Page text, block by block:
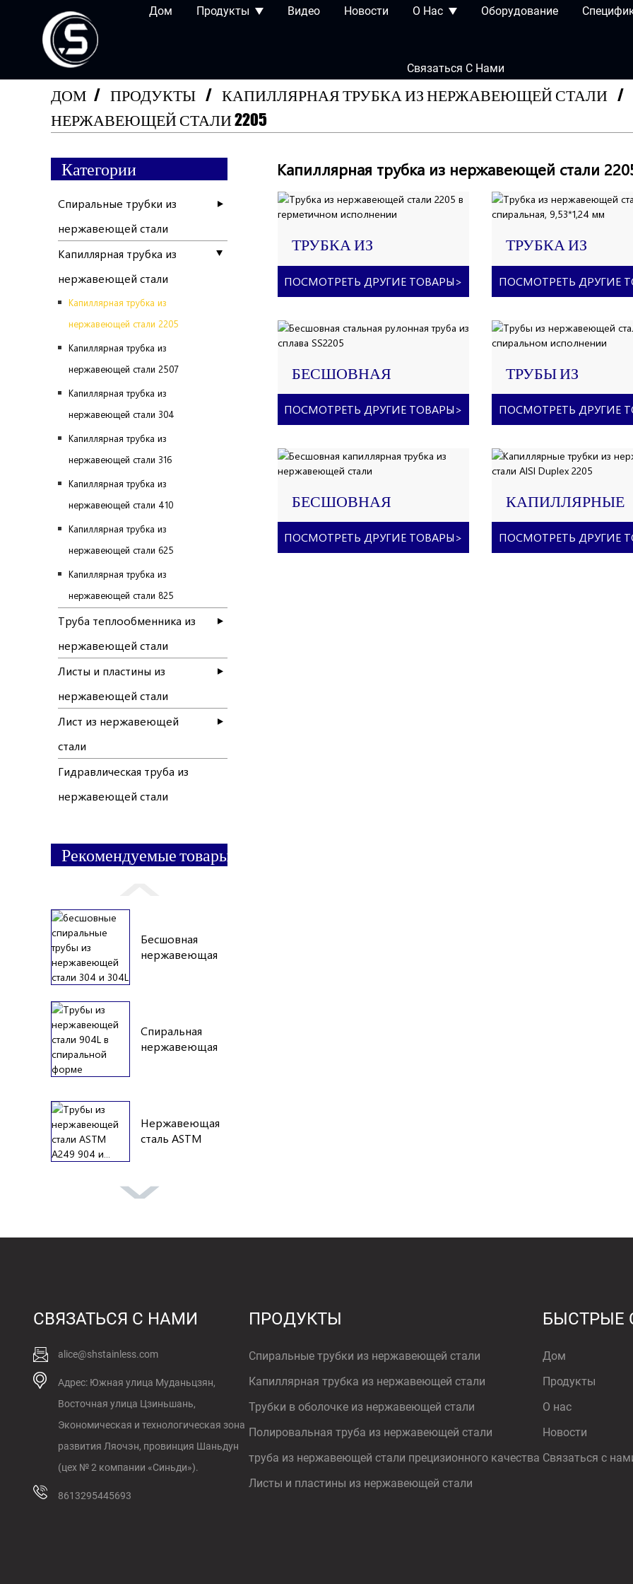
Дом Продукты Видео Новости О Нас Оборудование
Связаться С Нами
ДОМ ПРОДУКТЫ КАПИЛЛЯРНАЯ ТРУБКА ИЗ НЕРЖАВЕЮЩЕЙ СТАЛИ
НЕРЖАВЕЮЩЕЙ СТАЛИ 2205
Категории
Спиральные трубки из
нержавеющей стали
Капиллярная трубка из
нержавеющей стали
Капиллярная трубка из
нержавеющей стали 2205
Капиллярная трубка из
нержавеющей стали 2507
Капиллярная трубка из
нержавеющей стали 304
Капиллярная трубка из
нержавеющей стали 316
Капиллярная трубка из
нержавеющей стали 410
Капиллярная трубка из
нержавеющей стали 625
Капиллярная трубка из
нержавеющей стали 825
Труба теплообменника из
нержавеющей стали
Листы и пластины из
нержавеющей стали
Лист из нержавеющей
стали
Гидравлическая труба из
нержавеющей стали
Рекомендуемые товары
Бесшовная
нержавеющая
Спиральная
нержавеющая
Нержавеющая
сталь ASTM
Нержавеющая
Капиллярная трубка из нержавеющей стали
ТРУБКА ИЗ
НЕРЖАВЕЮЩЕЙ
СТАЛИ 2205 В
ГЕРМЕТИЧНОМ
ПОСМОТРЕТЬ ДРУГИЕ ТОВАРЫ>
ТРУБКА ИЗ
НЕРЖАВЕЮЩЕЙ
СТАЛИ 2205,
СПИРАЛЬНАЯ,
ПОСМОТРЕТЬ ДРУГИЕ
БЕСШОВНАЯ
СТАЛЬНАЯ
РУЛОННАЯ ТРУБА ИЗ
СПЛАВА SS2205
ПОСМОТРЕТЬ ДРУГИЕ ТОВАРЫ>
ТРУБЫ ИЗ
НЕРЖАВЕЮЩЕЙ
СТАЛИ 2205 В
СПИРАЛЬНОМ
ПОСМОТРЕТЬ ДРУГИЕ
БЕСШОВНАЯ
КАПИЛЛЯРНАЯ
ТРУБКА ИЗ
НЕРЖАВЕЮЩЕЙ
ПОСМОТРЕТЬ ДРУГИЕ ТОВАРЫ>
КАПИЛЛЯРНЫЕ
ТРУБКИ ИЗ
НЕРЖАВЕЮЩЕЙ
СТАЛИ AISI
ПОСМОТРЕТЬ ДРУГИЕ
СВЯЗАТЬСЯ С НАМИ
alice@shstainless.com
Адрес: Южная улица Муданьцзян,
Восточная улица Цзиньшань,
Экономическая и технологическая зона
развития Ляочэн, провинция Шаньдун
(цех № 2 компании «Синьди»).
8613295445693
ПРОДУКТЫ
Спиральные трубки из нержавеющей стали
Капиллярная трубка из нержавеющей стали
Трубки в оболочке из нержавеющей стали
Полировальная труба из нержавеющей стали
труба из нержавеющей стали прецизионного качества
Листы и пластины из нержавеющей стали
БЫСТРЫЕ
Дом
Продукты
О нас
Новости
Связаться с